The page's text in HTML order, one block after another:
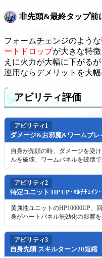
非先頭&最終タップ前
フォームチェンジのような
ートドロップが大きな特
えに火力が大幅に下がるが
運用ならデメリットを大幅
アビリティ評価
アビリティ1
ダメージ&お邪魔&ワームブレ
自身が先頭の時、ダメージを受
ルを破壊、ワームパネルを破壊
アビリティ2
特定ユニット HP UP･ﾏﾙﾁﾁｪｲﾝ
黄属性ユニットのHP10000UP、
身がハートパネル無効化の影響
アビリティ3
自身先頭 スキルターン20短縮